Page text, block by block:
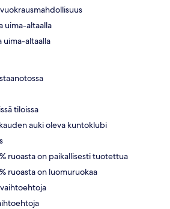
uima-altaalla
uima-altaalla
tiloissa
auki oleva kuntoklubi
ruoasta on paikallisesti tuotettua
ruoasta on luomuruokaa